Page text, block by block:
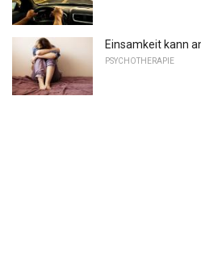
Einsamkeit kann
PSYCHOTHERAPIE